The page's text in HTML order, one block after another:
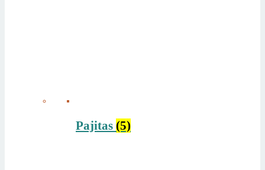
Pajitas (5)